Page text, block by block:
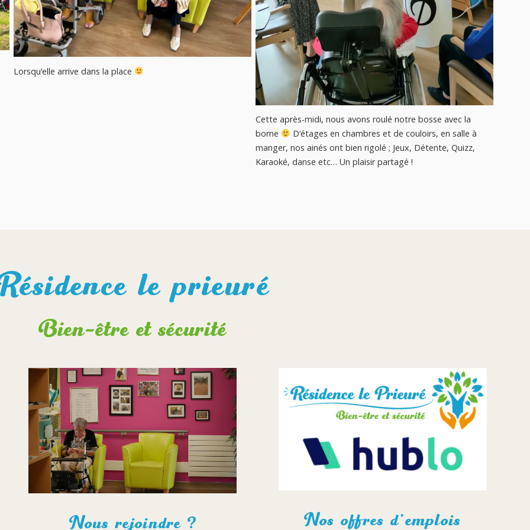
Lorsqu’elle arrive dans la place
Cette après-midi, nous avons roulé notre bosse avec la
borne
D’étages en chambres et de couloirs, en salle à
manger, nos ainés ont bien rigolé ; Jeux, Détente, Quizz,
Karaoké, danse etc… Un plaisir partagé !
le prieuré
Bien-être et sécurité
Nous rejoindre ? Nos offres d’emplois